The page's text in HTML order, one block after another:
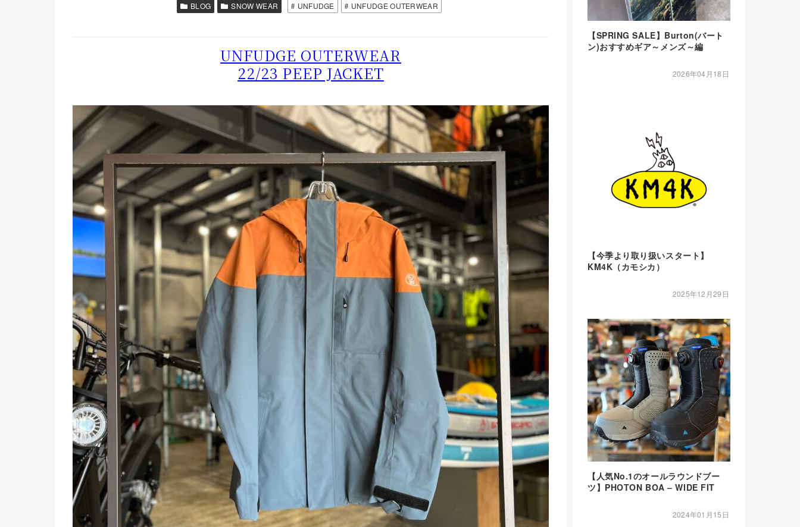
BLOG SNOW WEAR UNFUDGE UNFUDGE OUTERWEAR
UNFUDGE OUTERWEAR
22/23 PEEP JACKET
【SPRING SALE】Burton(バート
ン)おすすめギア～メンズ～編
2026年04月18日
【今季より取り扱いスタート】
KM4K（カモシカ）
2025年12月29日
【人気No.1のオールラウンドブー
ツ】PHOTON BOA – WIDE FIT
2024年01月15日